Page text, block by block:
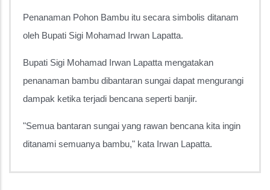
Penanaman Pohon Bambu itu secara simbolis ditanam
oleh Bupati Sigi Mohamad Irwan Lapatta.
Bupati Sigi Mohamad Irwan Lapatta mengatakan
penanaman bambu dibantaran sungai dapat mengurangi
dampak ketika terjadi bencana seperti banjir.
"Semua bantaran sungai yang rawan bencana kita ingin
ditanami semuanya bambu," kata Irwan Lapatta.